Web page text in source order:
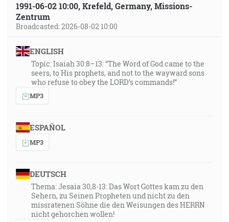
1991-06-02 10:00, Krefeld, Germany, Missions-
Zentrum
Broadcasted: 2026-08-02 10:00
ENGLISH
Topic: Isaiah 30:8–13: “The Word of God came to the
seers, to His prophets, and not to the wayward sons
who refuse to obey the LORD’s commands!”
MP3
ESPAÑOL
MP3
DEUTSCH
Thema: Jesaia 30,8-13: Das Wort Gottes kam zu den
Sehern, zu Seinen Propheten und nicht zu den
missratenen Söhne die den Weisungen des HERRN
nicht gehorchen wollen!